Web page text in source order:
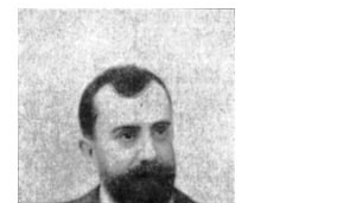
Colabora
Contacto
Memoria Histórica
Investigación previa de la represión en
1947).